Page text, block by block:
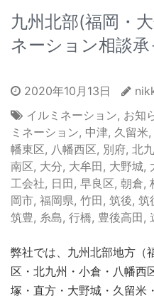
九州北部(福岡・
ネーション相談承
2020年10月13日
イルミネーション, お知
ミネーション, 中津, 久留米,
幡東区, 八幡西区, 別府, 北
南区, 大分, 大牟田 , 大野城,
工会社, 日田 , 早良区, 朝倉,
岡市, 福岡県, 竹田 , 筑後, 筑
筑豊, 糸島, 行橋, 豊後高田 ,
弊社では、九州北部地方（
区・北九州・小倉・八幡西
塚・直方・大野城・久留米